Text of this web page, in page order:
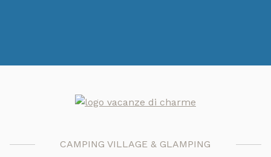
CAMPING VILLAGE & GLAMPING